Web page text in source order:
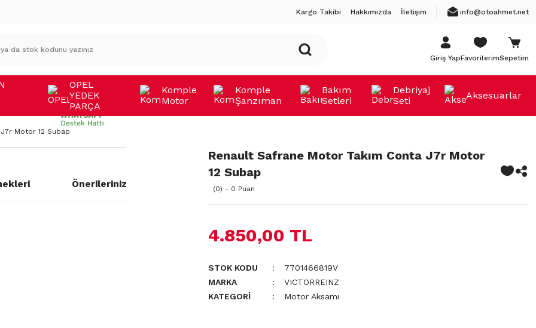
Kargo Takibi Hakkımızda İletişim info@otoahmet.net
Giriş YapFavorilerimSepetim
OPEL
YEDEK
PARÇA
Komple
Motor
Komple
Şanzıman
Bakım
Setleri
Debriyaj
Seti
Aksesuarlar
Motor 12 Subap
Önerileriniz
Renault Safrane Motor Takım Conta J7r Motor
12 Subap
(0) - 0 Puan
4.850,00 TL
STOK KODU
7701466819V
MARKA
VICTORREINZ
KATEGORI
Motor Aksamı